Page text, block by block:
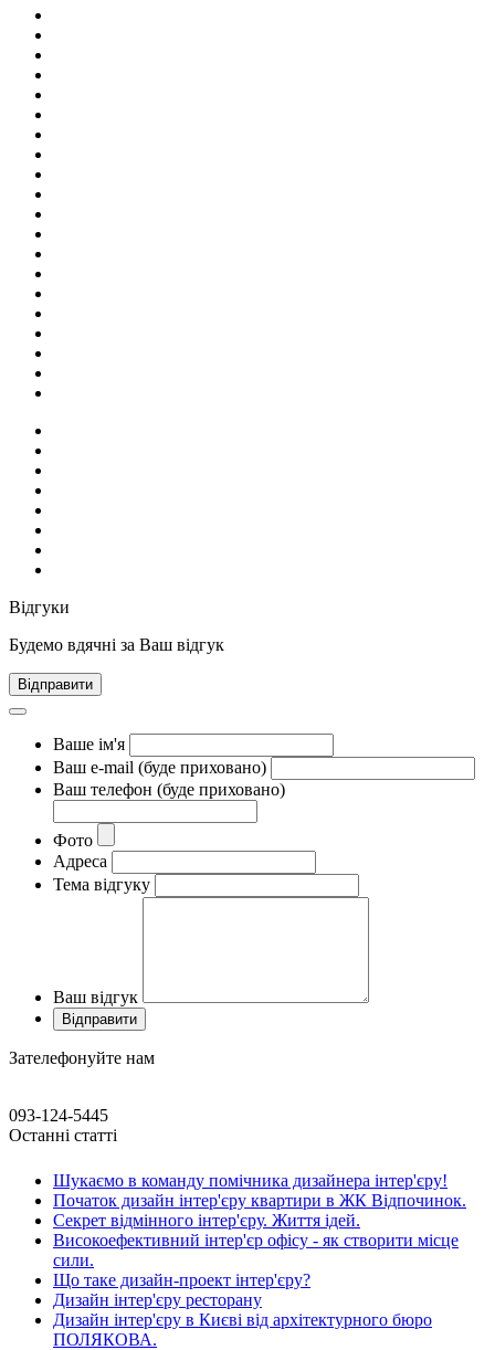
Відгуки
Будемо вдячні за Ваш відгук
Відправити
Ваше ім'я
Ваш e-mail (буде приховано)
Ваш телефон (буде приховано)
Фото
Адреса
Тема відгуку
Ваш відгук
Зателефонуйте нам
093-124-5445
Останні статті
Шукаємо в команду помічника дизайнера інтер'єру!
Початок дизайн інтер'єру квартири в ЖК Відпочинок.
Секрет відмінного інтер'єру. Життя ідей.
Високоефективний інтер'єр офісу - як створити місце
сили.
Що таке дизайн-проект інтер'єру?
Дизайн інтер'єру ресторану
Дизайн інтер'єру в Києві від архітектурного бюро
ПОЛЯКОВА.